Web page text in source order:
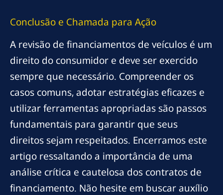
Conclusão e Chamada para Ação
A revisão de financiamentos de veículos é um
direito do consumidor e deve ser exercido
sempre que necessário. Compreender os
casos comuns, adotar estratégias eficazes e
utilizar ferramentas apropriadas são passos
fundamentais para garantir que seus
direitos sejam respeitados. Encerramos este
artigo ressaltando a importância de uma
análise crítica e cautelosa dos contratos de
financiamento. Não hesite em buscar auxílio